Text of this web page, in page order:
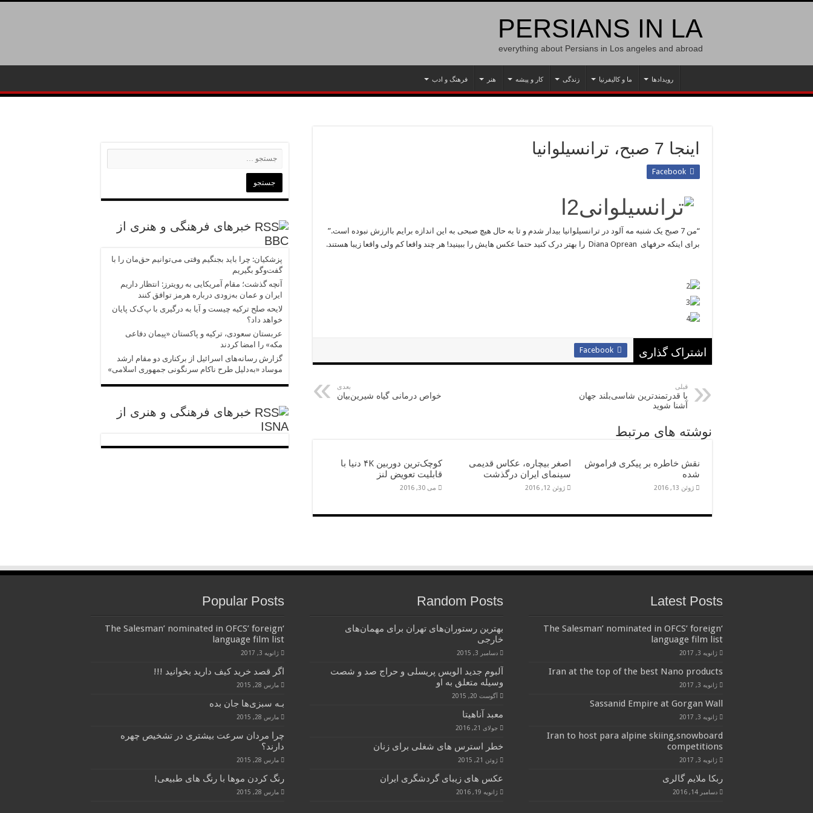
PERSIANS IN LA
everything about Persians in Los angeles and abroad
رویدادها ما و کالیفرنیا زندگی کار و پیشه هنر فرهنگ و ادب
اینجا 7 صبح، ترانسیلوانیا
Facebook
“من 7 صبح یک شنبه مه آلود در ترانسیلوانیا بیدار شدم و تا به حال هیچ صبحی به این اندازه برایم باارزش نبوده است.”
برای اینکه حرفهای Diana Oprean را بهتر درک کنید حتما عکس هایش را ببینید! هر چند واقعا کم ولی واقعا زیبا هستند.
اشتراک گذاری Facebook
قبلی
با قدرتمندترین شاسی‌بلند جهان
آشنا شوید
بعدی
خواص درمانی گیاه شیرین‌بیان
نوشته های مرتبط
نقش خاطره بر پیکری فراموش
شده
ژوئن 13, 2016
اصغر بیچاره، عکاس قدیمی
سینمای ایران درگذشت
ژوئن 12, 2016
کوچک‌ترین دوربین ۴K دنیا با
قابلیت تعویض لنز
می 30, 2016
خبرهای فرهنگی و هنری از
BBC
پزشکیان: چرا باید بجنگیم وقتی می‌توانیم حق‌مان را با
گفت‌وگو بگیریم
آنچه گذشت؛ مقام آمریکایی به رویترز: انتظار داریم
ایران و عمان به‌زودی درباره هرمز توافق کنند
لایحه صلح ترکیه چیست و آیا به درگیری با پ‌ک‌ک پایان
خواهد داد؟
عربستان سعودی، ترکیه و پاکستان «پیمان دفاعی
مکه» را امضا کردند
گزارش‌‌ رسانه‌های اسرائیل از برکناری دو مقام ارشد
موساد «به‌دلیل طرح ناکام سرنگونی جمهوری اسلامی»
خبرهای فرهنگی و هنری از
ISNA
Latest Posts
‘The Salesman’ nominated in OFCS’ foreign
language film list
ژانویه 3, 2017
Iran at the top of the best Nano products
ژانویه 3, 2017
Sassanid Empire at Gorgan Wall
ژانویه 3, 2017
Iran to host para alpine skiing,snowboard
competitions
ژانویه 3, 2017
ربکا ملایم گالری
دسامبر 14, 2016
Random Posts
بهترین رستوران‌های تهران برای مهمان‌های
خارجی
دسامبر 3, 2015
آلبوم جدید الویس پریسلی و حراج صد و شصت
وسیله متعلق به او
آگوست 20, 2015
معبد آناهیتا
جولای 21, 2016
خطر استرس های شغلی برای زنان
ژوئن 21, 2015
عکس های زیبای گردشگری ایران
ژانویه 19, 2016
Popular Posts
‘The Salesman’ nominated in OFCS’ foreign
language film list
ژانویه 3, 2017
اگر قصد خرید کیف دارید بخوانید !!!
مارس 28, 2015
بـه سبزی‌ها جان بده
مارس 28, 2015
چرا مردان سرعت بیشتری در تشخیص چهره
دارند؟
مارس 28, 2015
رنگ کردن موها با رنگ های طبیعی!
مارس 28, 2015